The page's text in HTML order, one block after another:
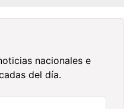
nacionales e
del día.